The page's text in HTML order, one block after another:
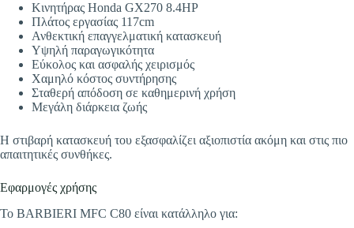
Κινητήρας Honda GX270 8.4HP
Πλάτος εργασίας 117cm
Ανθεκτική επαγγελματική κατασκευή
Υψηλή παραγωγικότητα
Εύκολος και ασφαλής χειρισμός
Χαμηλό κόστος συντήρησης
Σταθερή απόδοση σε καθημερινή χρήση
Μεγάλη διάρκεια ζωής
Η στιβαρή κατασκευή του εξασφαλίζει αξιοπιστία ακόμη και στις πιο
απαιτητικές συνθήκες.
Εφαρμογές χρήσης
Το BARBIERI MFC C80 είναι κατάλληλο για: